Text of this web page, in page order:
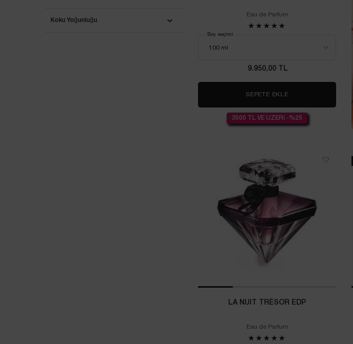
Koku Yoğunluğu​
Eau de Parfum
Boy seçimi
9.950,00 TL
SEPETE EKLE
3500 TL VE ÜZERİ -%25
LA NUIT TRÉSOR EDP
Eau de Parfum